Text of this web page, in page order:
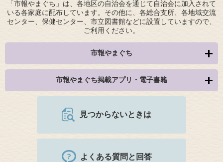
「市報やまぐち」は、各地区の自治会を通じて自治会に加入されて
いる各家庭に配布しています。その他に、各総合支所、各地域交流
センター、保健センター、市立図書館などに設置していますので、
ご利用ください。
市報やまぐち
市報やまぐち掲載アプリ・電子書籍
見つからないときは
よくある質問と回答